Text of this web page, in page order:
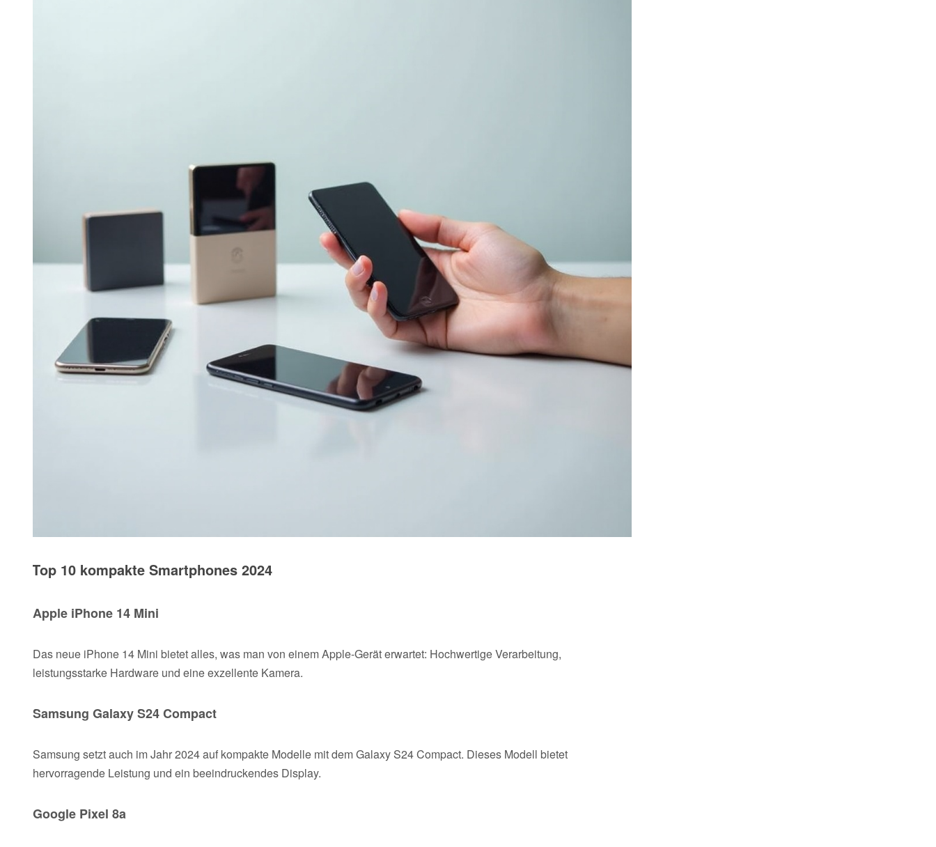
Top 10 kompakte Smartphones 2024
Apple iPhone 14 Mini
Das neue iPhone 14 Mini bietet alles, was man von einem Apple-Gerät erwartet: Hochwertige Verarbeitung,
leistungsstarke Hardware und eine exzellente Kamera.
Samsung Galaxy S24 Compact
Samsung setzt auch im Jahr 2024 auf kompakte Modelle mit dem Galaxy S24 Compact. Dieses Modell bietet
hervorragende Leistung und ein beeindruckendes Display.
Google Pixel 8a